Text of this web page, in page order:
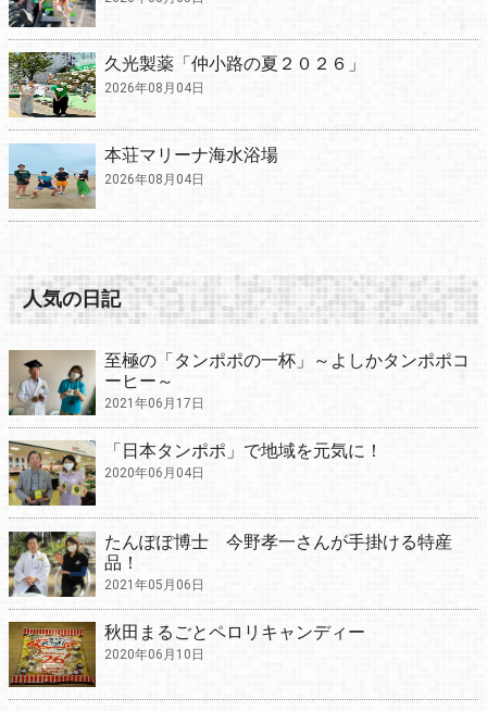
久光製薬「仲小路の夏２０２６」
2026年08月04日
本荘マリーナ海水浴場
2026年08月04日
人気の日記
至極の「タンポポの一杯」～よしかタンポポコ
ーヒー～
2021年06月17日
「日本タンポポ」で地域を元気に！
2020年06月04日
たんぽぽ博士 今野孝一さんが手掛ける特産
品！
2021年05月06日
秋田まるごとペロリキャンディー
2020年06月10日